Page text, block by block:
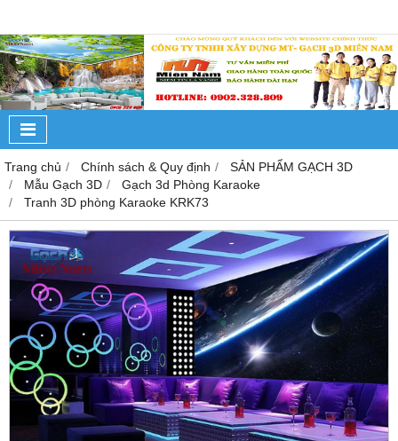
Trang chủ Chính sách & Quy định
SẢN PHẨM GẠCH 3D
Mẫu Gạch 3D
Gạch 3d Phòng Karaoke
Tranh 3D phòng Karaoke KRK73